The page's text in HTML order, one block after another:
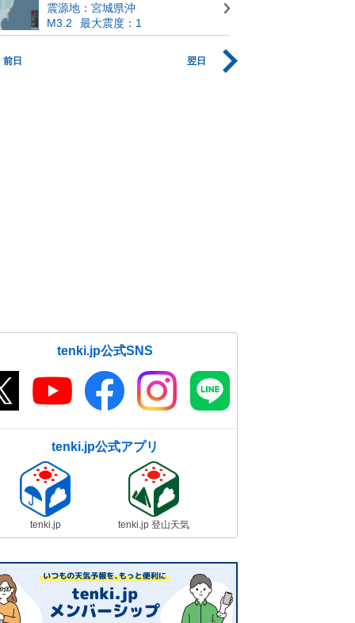
震源地：宮城県沖
M3.2
最大震度：1
前日 翌日
tenki.jp公式SNS
tenki.jp公式アプリ
tenki.jp tenki.jp 登山天気